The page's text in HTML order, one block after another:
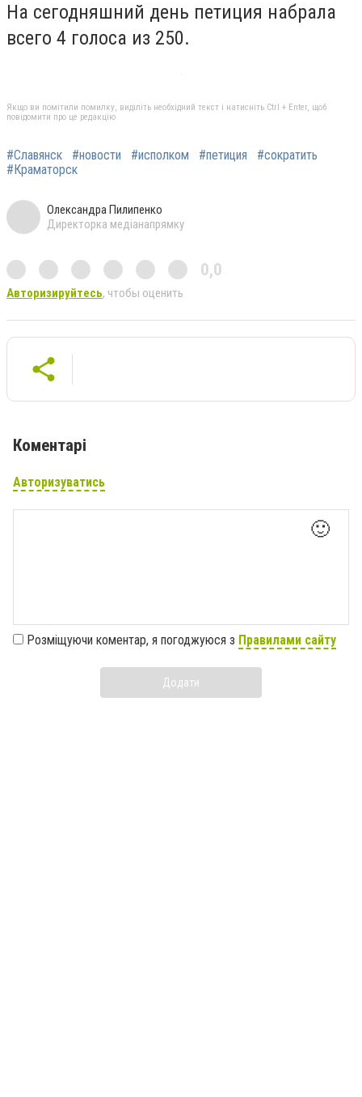
На сегодняшний день петиция набрала
всего 4 голоса из 250.
Якщо ви помітили помилку, виділіть необхідний текст і натисніть Ctrl + Enter, щоб
повідомити про це редакцію
#Славянск #новости #исполком #петиция
#сократить
#Краматорск
Олександра Пилипенко
Директорка медіанапрямку
0,0
Авторизируйтесь, чтобы оценить
Коментарі
Авторизуватись
🙂
Розміщуючи коментар, я погоджуюся з Правилами сайту
Додати